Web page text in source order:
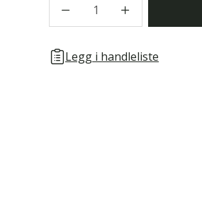
1
Legg i handleliste